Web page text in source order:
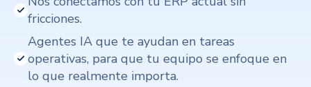
fricciones.
Agentes IA que te ayudan en tareas
operativas, para que tu equipo se enfoque en
lo que realmente importa.